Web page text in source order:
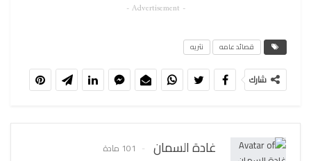
- Advertisement -
قصائد عامه نثريه
شارك
غادة السمان 101 مادة